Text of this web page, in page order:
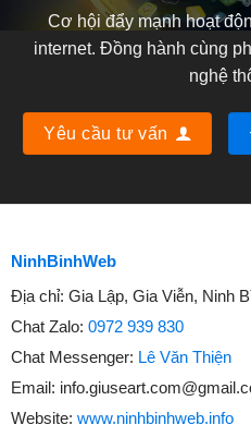
Cơ hội đẩy mạnh hoạt
internet. Đồng hành cùng
nghệ
Yêu cầu tư vấn
NinhBinhWeb
Địa chỉ: Gia Lập, Gia Viễn, Ninh
Chat Zalo: 0972 939 830
Chat Messenger: Lê Văn Thiện
Email:
Website: www.ninhbinhweb.info